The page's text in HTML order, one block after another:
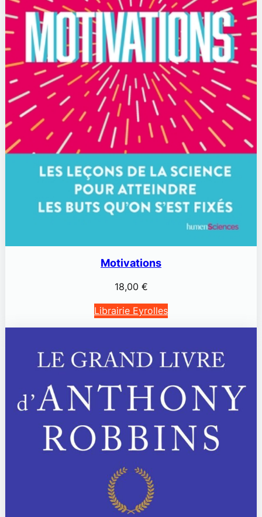
Motivations
18,00 €
Librairie Eyrolles